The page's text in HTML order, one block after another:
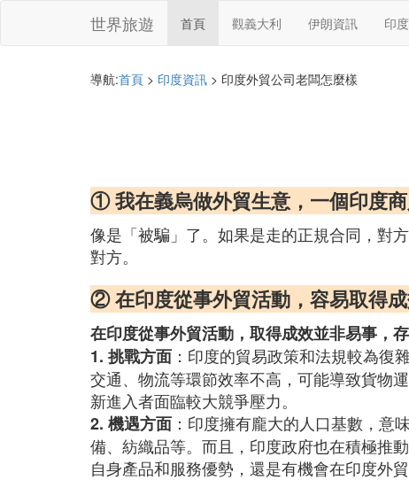
世界旅遊 首頁 觀義大利 伊朗資訊 印
導航:首頁 > 印度資訊 > 印度外貿公司老闆怎麼樣
① 我在義烏做外貿生意，一個印度
像是「被騙」了。如果是走的正規合同，對
對方。
② 在印度從事外貿活動，容易取得
在印度從事外貿活動，取得成效並非易事，
1. 挑戰方面 ：印度的貿易政策和法規較為復
交通、物流等環節效率不高，可能導致貨物
新進入者面臨較大競爭壓力。
2. 機遇方面 ：印度擁有龐大的人口基數，
備、紡織品等。而且，印度政府也在積極推
自身產品和服務優勢，還是有機會在印度外貿